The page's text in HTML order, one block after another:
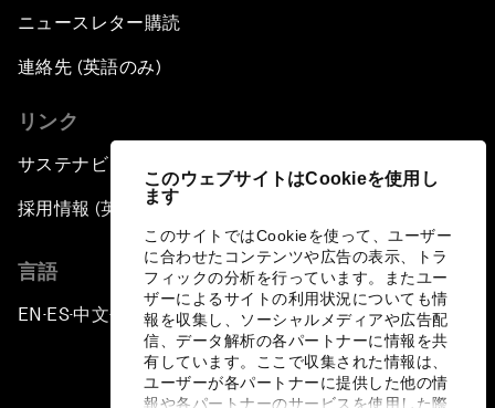
このウェブサイトはCookieを使用し
ます
このサイトではCookieを使って、ユーザー
に合わせたコンテンツや広告の表示、トラ
フィックの分析を行っています。またユー
ザーによるサイトの利用状況についても情
報を収集し、ソーシャルメディアや広告配
信、データ解析の各パートナーに情報を共
有しています。ここで収集された情報は、
ユーザーが各パートナーに提供した他の情
報や各パートナーのサービスを使用した際
ニュースレター購読
連絡先 (英語のみ)
リンク
サステナビリティへの取り組み
採用情報 (英語のみ)
言語
EN ▪ES▪中文▪ 日本語